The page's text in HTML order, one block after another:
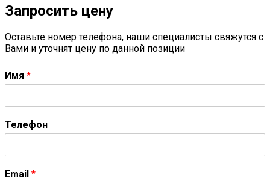
Запросить цену
Оставьте номер телефона, наши специалисты свяжутся с
Вами и уточнят цену по данной позиции
Имя *
Телефон
Email *